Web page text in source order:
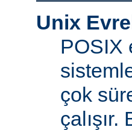
Unix
POSIX
çok